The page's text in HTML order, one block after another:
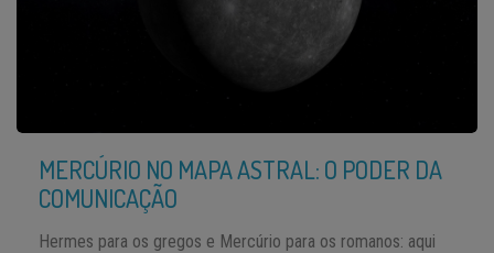
MERCÚRIO NO MAPA ASTRAL: O PODER DA
COMUNICAÇÃO
Hermes para os gregos e Mercúrio para os romanos: aqui